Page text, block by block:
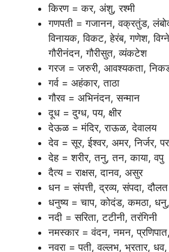
किरण = कर, अंशु, रश्मी
गणपती = गजानन, वक्रतुंड,
विनायक, विकट, हेरंब, गणेश,
गौरीनंदन, गौरीसुत, व्यंकटेश
गरज = जरुरी, आवश्यकता,
गर्व = अहंकार, ताठा
गौरव = अभिनंदन, सन्मान
दूध = दुग्ध, पय, क्षीर
देऊळ = मंदिर, राऊळ, देवालय
देव = सूर, ईश्वर, अमर, निर्जर,
देह = शरीर, तनु, तन, काया, वपु
दैत्य = राक्षस, दानव, असुर
धन = संपत्ती, द्रव्य, संपदा, दौलत
धनुष्य = चाप, कोदंड, कमठा,
नदी = सरिता, टटीनी, तरंगिनी
नमस्कार = वंदन, नमन,
नवरा = पती, वल्लभ, भ्रतार,